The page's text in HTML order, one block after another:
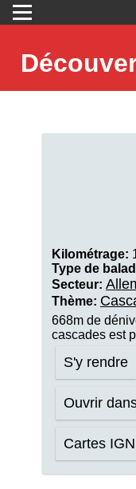
Kilométrage:
Type de
Secteur:
Thème:
668m de
cascades est
S'y rendre
Ouvrir
Cartes IGN